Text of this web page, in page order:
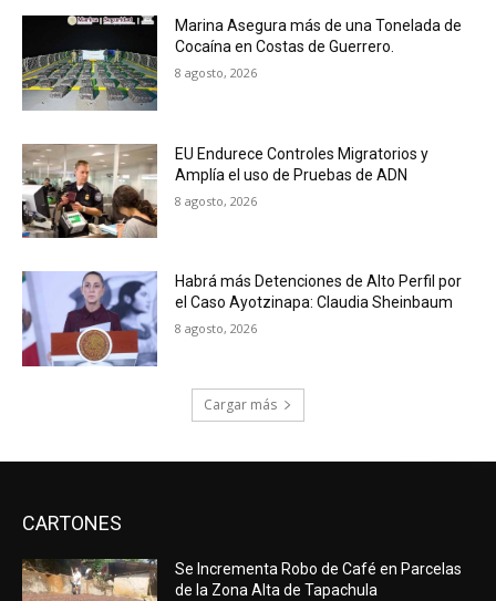
Marina Asegura más de una Tonelada de
Cocaína en Costas de Guerrero.
8 agosto, 2026
EU Endurece Controles Migratorios y
Amplía el uso de Pruebas de ADN
8 agosto, 2026
Habrá más Detenciones de Alto Perfil por
el Caso Ayotzinapa: Claudia Sheinbaum
8 agosto, 2026
Cargar más
CARTONES
Se Incrementa Robo de Café en Parcelas
de la Zona Alta de Tapachula